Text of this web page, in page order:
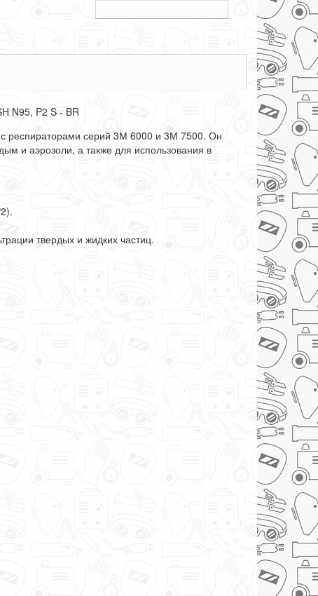
N95, P2 S - BR
респираторами серий 3М 6000 и 3М 7500. Он
и аэрозоли, а также для использования в
твердых и жидких частиц.